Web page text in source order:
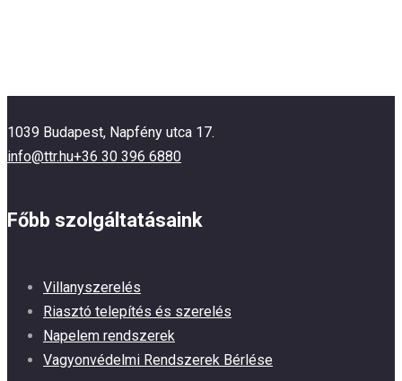
1039 Budapest, Napfény utca 17.
info@ttr.hu+36 30 396 6880
Főbb szolgáltatásaink
Villanyszerelés
Riasztó telepítés és szerelés
Napelem rendszerek
Vagyonvédelmi Rendszerek Bérlése